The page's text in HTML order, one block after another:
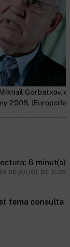
Gorbatxov,
2008.
6 minut(s)
24 DE JULIOL DE 2025
tema consulta